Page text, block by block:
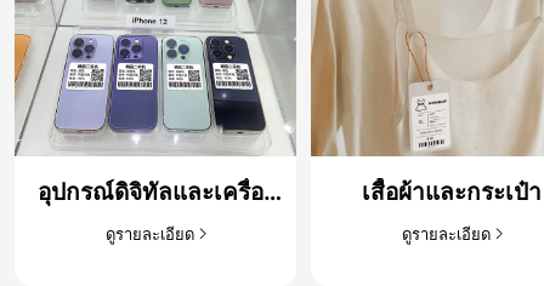
อุปกรณ์ดิจิทัลและเครื่อง
ใช้ไฟฟ้า​
ดูรายละเอียด​
เสื้อผ้าและกระเป๋า​
ดูรายละเอียด​